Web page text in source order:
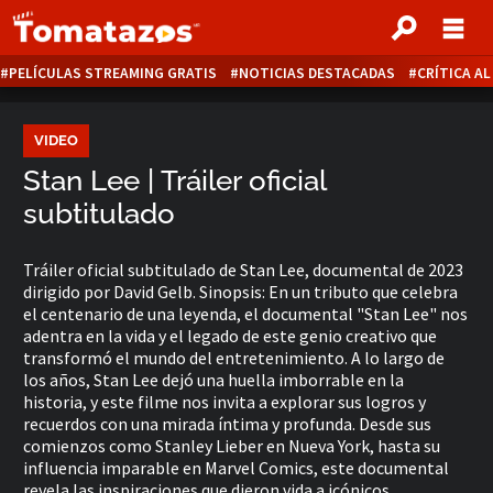
PELÍCULAS STREAMING GRATIS NOTICIAS DESTACADAS CRÍTICA
VIDEO
Stan Lee | Tráiler oficial
subtitulado
Tráiler oficial subtitulado de Stan Lee, documental de 2023
dirigido por David Gelb. Sinopsis: En un tributo que celebra
el centenario de una leyenda, el documental "Stan Lee" nos
adentra en la vida y el legado de este genio creativo que
transformó el mundo del entretenimiento. A lo largo de
los años, Stan Lee dejó una huella imborrable en la
historia, y este filme nos invita a explorar sus logros y
recuerdos con una mirada íntima y profunda. Desde sus
comienzos como Stanley Lieber en Nueva York, hasta su
influencia imparable en Marvel Comics, este documental